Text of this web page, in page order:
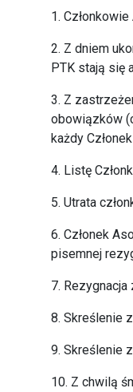
1.
2. Z dniem
PTK stają się
3. Z
obowiązków
każdy
4. Listę
5. Utrata
6. Członek
pisemnej
7.
8. Skreślenie
9. Skreślenie
10. Z chwilą